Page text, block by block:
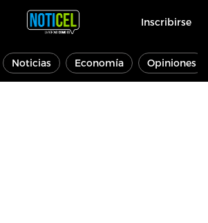
Inscribirse
Noticias Economía Opiniones